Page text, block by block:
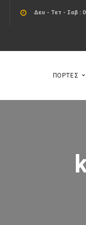
Δευ - Τετ - Σαβ :
ΠΟΡΤΕΣ